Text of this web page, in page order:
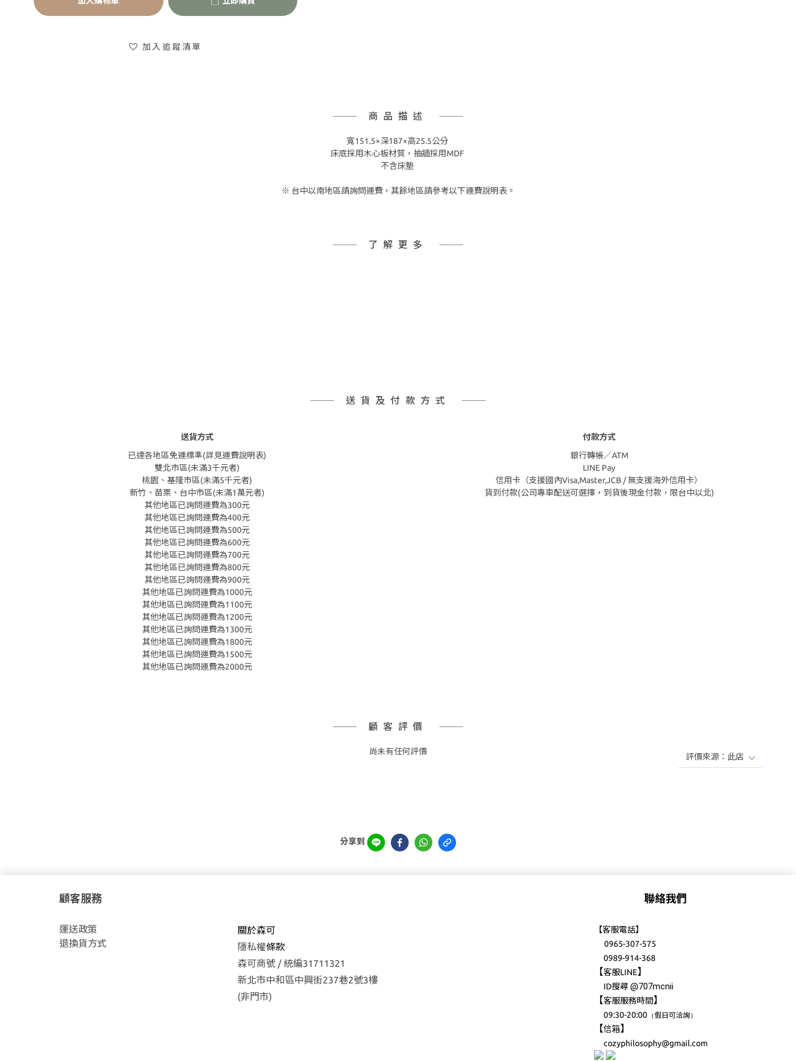
加入追蹤清單
商品描述
寬151.5×深187×高25.5公分
床底採用木心板材質，抽牆採用MDF
不含床墊
※ 台中以南地區請詢問運費，其餘地區請參考以下運費說明表。
了解更多
送貨及付款方式
送貨方式
已達各地區免運標準(詳見運費說明表)
雙北市區(未滿3千元者)
桃園、基隆市區(未滿5千元者)
新竹、苗栗、台中市區(未滿1萬元者)
其他地區已詢問運費為300元
其他地區已詢問運費為400元
其他地區已詢問運費為500元
其他地區已詢問運費為600元
其他地區已詢問運費為700元
其他地區已詢問運費為800元
其他地區已詢問運費為900元
其他地區已詢問運費為1000元
其他地區已詢問運費為1100元
其他地區已詢問運費為1200元
其他地區已詢問運費為1300元
其他地區已詢問運費為1800元
其他地區已詢問運費為1500元
其他地區已詢問運費為2000元
付款方式
銀行轉帳／ATM
LINE Pay
信用卡（支援國內Visa,Master,JCB / 無支援海外信用卡）
貨到付款(公司專車配送可選擇，到貨後現金付款，限台中以北)
顧客評價
尚未有任何評價
分享到
顧客服務
運送政策
退換貨方式
關於森可
隱私權條款
森可商號 / 統編31711321
新北市中和區中興街237巷2號3樓
(非門市)
聯絡我們
【客服電話】
0965-307-575
0989-914-368
【客服LINE】
ID搜尋@707mcnii
【客服服務時間 】
09:30-20:00 （假日可洽詢）
【信箱】
cozyphilosophy@gmail.com